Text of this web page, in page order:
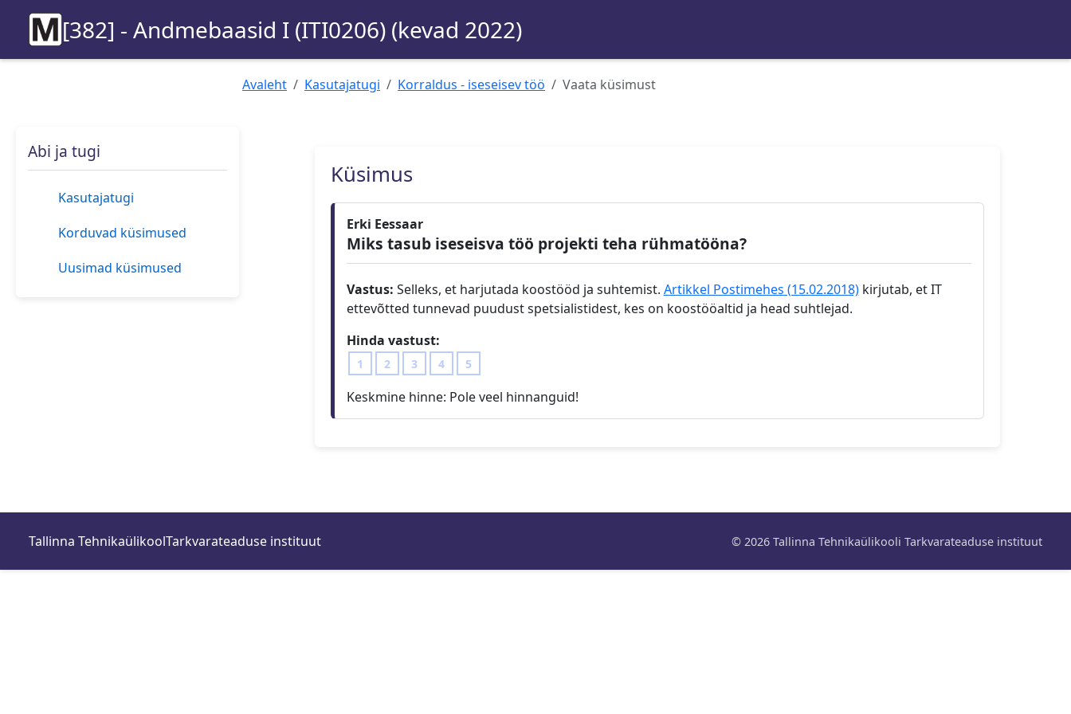
[382] - Andmebaasid I (ITI0206) (kevad 2022)
Avaleht Kasutajatugi Korraldus - iseseisev töö Vaata küsimust
Abi ja tugi
Kasutajatugi
Korduvad küsimused
Uusimad küsimused
Küsimus
Erki Eessaar
Miks tasub iseseisva töö projekti teha rühmatööna?
Vastus: Selleks, et harjutada koostööd ja suhtemist. Artikkel Postimehes (15.02.2018)kirjutab, et IT
ettevõtted tunnevad puudust spetsialistidest, kes on koostööaltid ja head suhtlejad.
Hinda vastust:
1 2 3 4 5
Keskmine hinne: Pole veel hinnanguid!
Tallinna TehnikaülikoolTarkvarateaduse instituut © 2026 Tallinna Tehnikaülikooli Tarkvarateaduse instituut